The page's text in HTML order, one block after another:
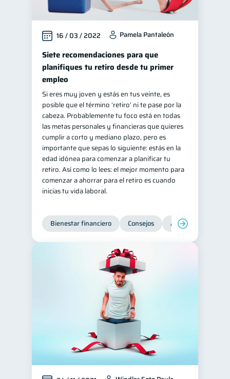
16 / 03 / 2022 Pamela Pantaleón
Siete recomendaciones para que
planifiques tu retiro desde tu primer
empleo
Si eres muy joven y estás en tus veinte, es
posible que el término ‘retiro’ ni te pase por la
cabeza. Probablemente tu foco está en todas
las metas personales y financieras que quieres
cumplir a corto y mediano plazo, pero es
importante que sepas lo siguiente: estás en la
edad idónea para comenzar a planificar tu
retiro. Así como lo lees: el mejor momento para
comenzar a ahorrar para el retiro es cuando
inicias tu vida laboral.
Bienestar financiero Consejos Ahorro